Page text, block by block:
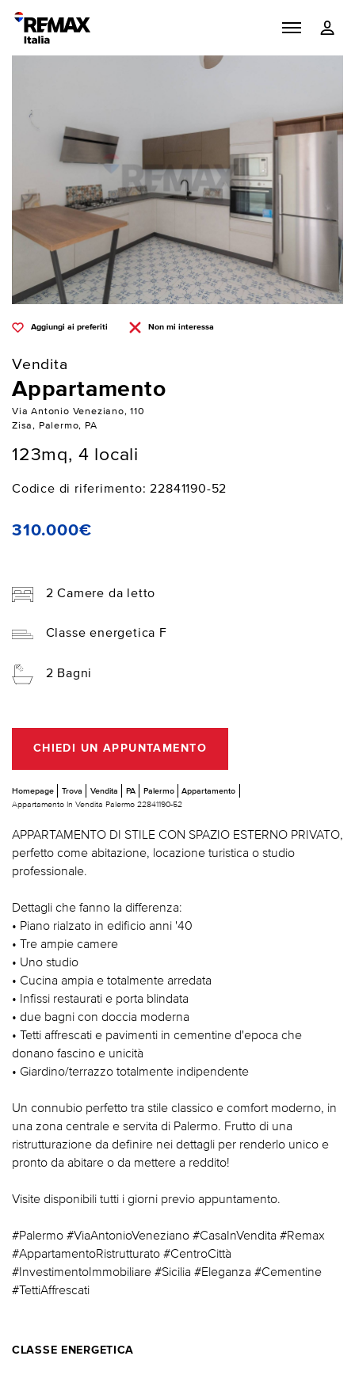
Aggiungi ai preferiti Non mi interessa
Vendita
Appartamento
Via Antonio Veneziano, 110
Zisa, Palermo, PA
123mq, 4 locali
Codice di riferimento: 22841190-52
310.000€
2 Camere da letto
Classe energetica F
2 Bagni
CHIEDI UN APPUNTAMENTO
Homepage Trova Vendita PA Palermo
Appartamento
Appartamento In Vendita Palermo 22841190-52
APPARTAMENTO DI STILE CON SPAZIO ESTERNO PRIVATO,
perfetto come abitazione, locazione turistica o studio
professionale.
Dettagli che fanno la differenza:
• Piano rialzato in edificio anni '40
• Tre ampie camere
• Uno studio
• Cucina ampia e totalmente arredata
• Infissi restaurati e porta blindata
• due bagni con doccia moderna
• Tetti affrescati e pavimenti in cementine d'epoca che
donano fascino e unicità
• Giardino/terrazzo totalmente indipendente
Un connubio perfetto tra stile classico e comfort moderno, in
una zona centrale e servita di Palermo. Frutto di una
ristrutturazione da definire nei dettagli per renderlo unico e
pronto da abitare o da mettere a reddito!
Visite disponibili tutti i giorni previo appuntamento.
#Palermo #ViaAntonioVeneziano #CasaInVendita #Remax
#AppartamentoRistrutturato #CentroCittà
#InvestimentoImmobiliare #Sicilia #Eleganza #Cementine
#TettiAffrescati
CLASSE ENERGETICA